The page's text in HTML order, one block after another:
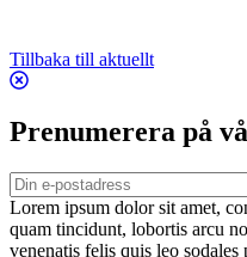
Tillbaka till aktuellt
Prenumerera på
Lorem ipsum dolor sit amet,
quam tincidunt, lobortis arcu
venenatis felis quis leo